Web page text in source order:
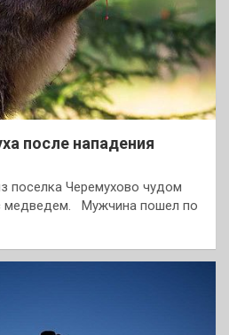
после нападения
поселка Черемухово чудом
медведем. Мужчина пошел по